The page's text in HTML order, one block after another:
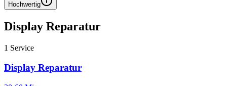
Hochwertig
Display Reparatur
1 Service
Display Reparatur